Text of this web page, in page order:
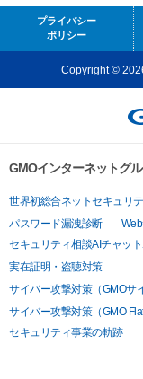
プライバシー
ポリシー
Copyright ©
GMOインターネットグ
世界初総合ネットセキュリ
パスワード漏洩診断
セキュリティ相談AIチャット
実在証明・盗聴対策
サイバー攻撃対策（GMOサ
サイバー攻撃対策（GMO
セキュリティ事業の軌跡